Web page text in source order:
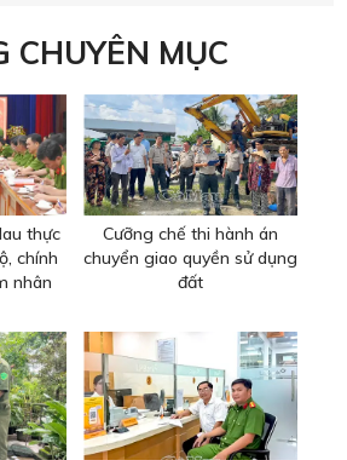
CHUYÊN MỤC
thực
chính
nhân
Cưỡng chế thi hành án
chuyển giao quyền sử dụng
đất